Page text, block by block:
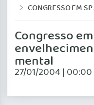
CONGRESSO EM SP ABORDA ENVELHECIMENTO E
Congresso
mental
27/01/2004 | 00:00